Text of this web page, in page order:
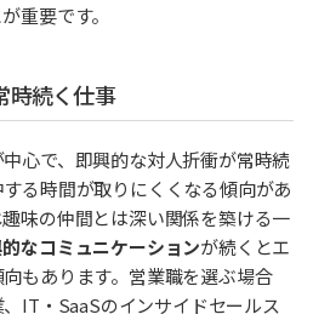
重要です。
時続く仕事
心で、即興的な対人折衝が常時続
る時間が取りにくくなる傾向があ
味の仲間とは深い関係を築ける一
なコミュニケーションが続くとエ
もあります。営業職を選ぶ場合
IT・SaaSのインサイドセールス